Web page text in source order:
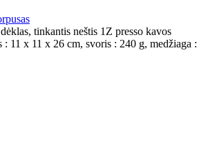
tinkantis neštis 1Z presso kavos
: 11 x 11 x 26 cm, svoris : 240 g, medžiaga :